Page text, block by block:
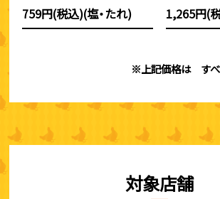
759円(税込)(塩・たれ) 1,265円(
※上記価格は すべ
対象店舗